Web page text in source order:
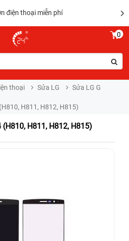
0
thoại Sửa LG
Sửa LG G
H811, H812, H815)
H811, H812, H815)